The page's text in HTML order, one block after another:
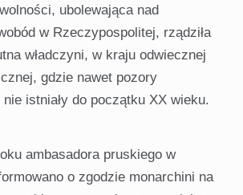
ubolewająca nad
w Rzeczypospolitej, rządziła
władczyni, w kraju odwiecznej
gdzie nawet pozory
istniały do początku XX wieku.
ambasadora pruskiego w
o zgodzie monarchini na